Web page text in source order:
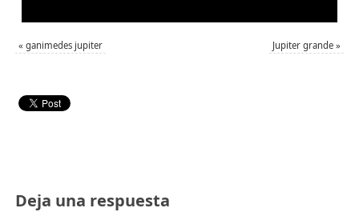
« ganimedes jupiter Jupiter grande »
Deja una respuesta